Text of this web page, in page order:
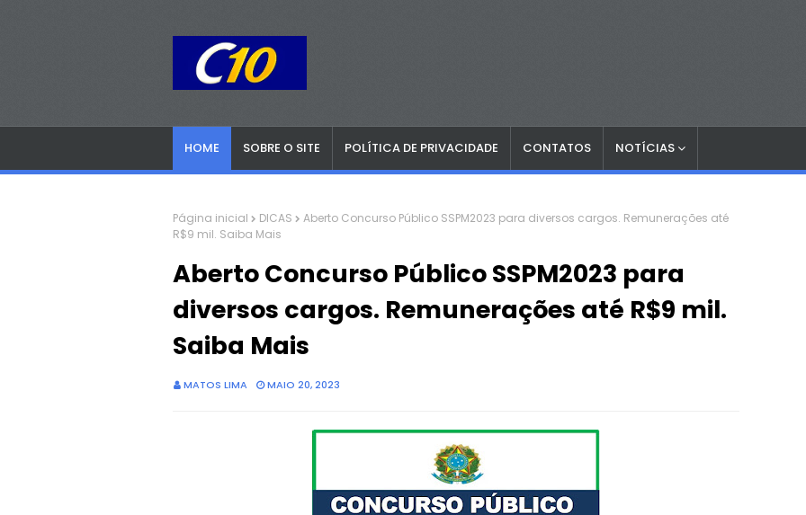
HOME SOBRE O SITE POLÍTICA DE PRIVACIDADE CONTATOS NOTÍCIAS
Página inicial DICAS
Aberto Concurso Público SSPM2023 para diversos cargos. Remunerações até
R$9 mil. Saiba Mais
Aberto Concurso Público SSPM2023 para
diversos cargos. Remunerações até R$9 mil.
Saiba Mais
MATOS LIMA MAIO 20, 2023